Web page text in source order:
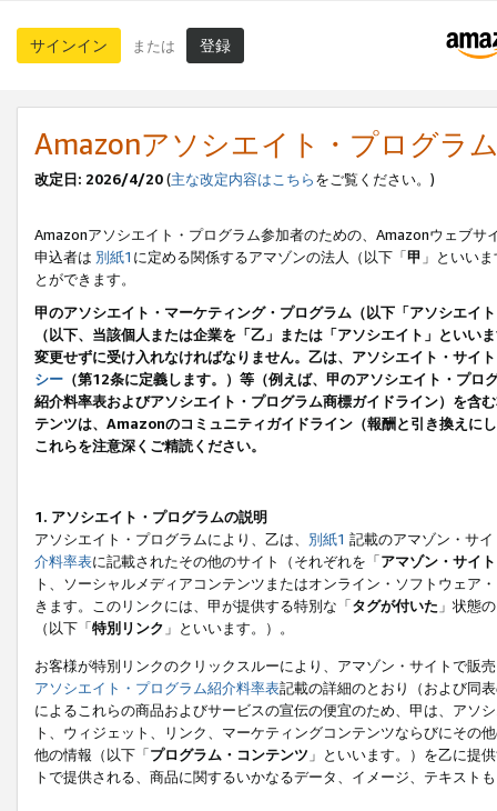
サインイン または 登録
Amazonアソシエイト・プログラ
改定日: 2026/4/20(主な改定内容はこちらをご覧ください。)
Amazonアソシエイト・プログラム参加者のための、Amazonウェブサ
申込者は 別紙1 に定める関係するアマゾンの法人（以下「甲 」といい
とができます。
甲のアソシエイト・マーケティング・プログラム（以下「アソシエイ
（以下、当該個人または企業を「乙」または「アソシエイト」とい
変更せずに受け入れなければなりません。乙は、アソシエイト・サイ
シー （第12条に定義します。）等（例えば、甲のアソシエイト・プ
紹介料率表およびアソシエイト・プログラム商標ガイドライン）を
テンツは、Amazonのコミュニティガイドライン（報酬と引き換えに
これらを注意深くご精読ください。
1. アソシエイト・プログラムの説明
アソシエイト・プログラムにより、乙は、 別紙1 記載のアマゾン・サ
介料率表に記載されたその他のサイト（それぞれを「アマゾン・サイト
ト、ソーシャルメディアコンテンツまたはオンライン・ソフトウェア
きます。このリンクには、甲が提供する特別な「タグが付いた 」状態
（以下「特別リンク 」といいます。）。
お客様が特別リンクのクリックスルーにより、アマゾン・サイトで販
アソシエイト・プログラム紹介料率表記載の詳細のとおり（および同
によるこれらの商品およびサービスの宣伝の便宜のため、甲は、アソ
ト、ウィジェット、リンク、マーケティングコンテンツならびにその
他の情報（以下「プログラム・コンテンツ 」といいます。）を乙に提
トで提供される、商品に関するいかなるデータ、イメージ、テキス